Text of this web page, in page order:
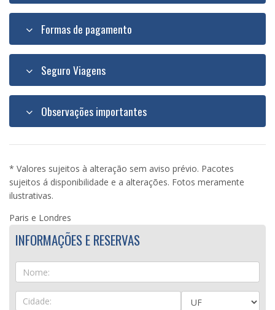
Formas de pagamento
Seguro Viagens
Observações importantes
* Valores sujeitos à alteração sem aviso prévio. Pacotes
sujeitos á disponibilidade e a alterações. Fotos meramente
ilustrativas.
Paris e Londres
INFORMAÇÕES E RESERVAS